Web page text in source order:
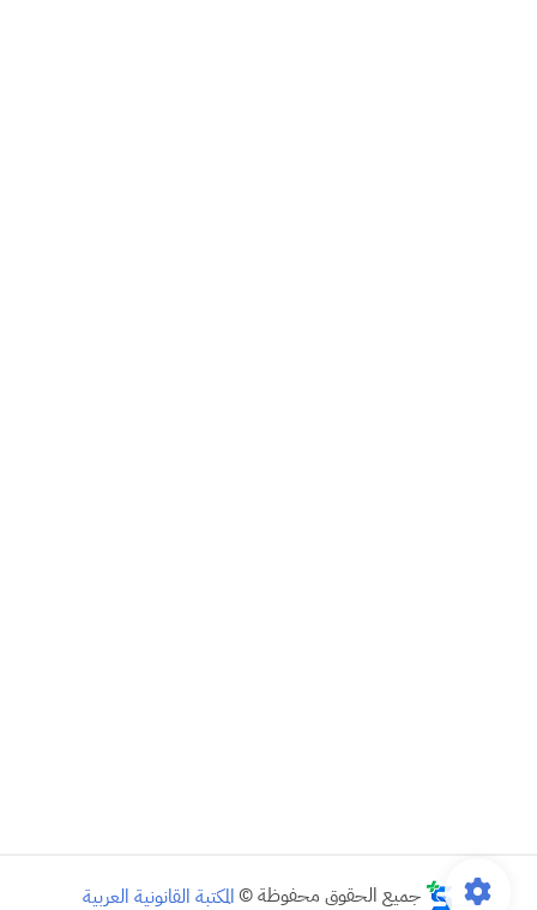
جميع الحقوق محفوظة © المكتبة القانونية العربية